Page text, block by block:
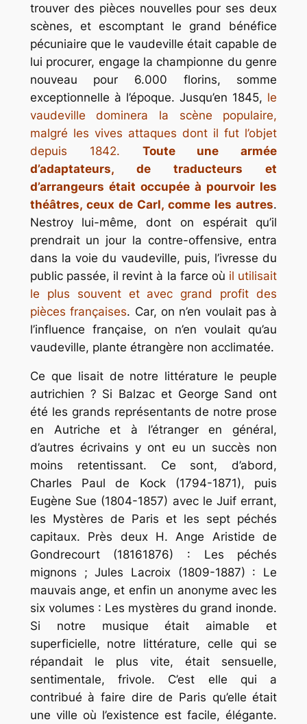
trouver des pièces nouvelles pour ses deux
scènes, et escomptant le grand bénéfice
pécuniaire que le vaudeville était capable de
lui procurer, engage la championne du genre
nouveau pour 6.000 florins, somme
exceptionnelle à l’époque. Jusqu’en 1845, le
vaudeville dominera la scène populaire,
malgré les vives attaques dont il fut l’objet
depuis 1842.
Toute une armée
d’adaptateurs, de traducteurs et
d’arrangeurs était occupée à pourvoir les
théâtres, ceux de Carl, comme les autres.
Nestroy lui-même, dont on espérait qu’il
prendrait un jour la contre-offensive, entra
dans la voie du vaudeville, puis, l’ivresse du
public passée, il revint à la farce où il utilisait
le plus souvent et avec grand profit des
pièces françaises. Car, on n’en voulait pas à
l’influence française, on n’en voulait qu’au
vaudeville, plante étrangère non acclimatée.
Ce que lisait de notre littérature le peuple
autrichien ? Si Balzac et George Sand ont
été les grands représentants de notre prose
en Autriche et à l’étranger en général,
d’autres écrivains y ont eu un succès non
moins retentissant. Ce sont, d’abord,
Charles Paul de Kock (1794-1871), puis
Eugène Sue (1804-1857) avec le Juif errant,
les Mystères de Paris et les sept péchés
capitaux. Près deux H. Ange Aristide de
Gondrecourt (18161876) : Les péchés
mignons ; Jules Lacroix (1809-1887) : Le
mauvais ange, et enfin un anonyme avec les
six volumes : Les mystères du grand inonde.
Si notre musique était aimable et
superficielle, notre littérature, celle qui se
répandait le plus vite, était sensuelle,
sentimentale, frivole. C’est elle qui a
contribué à faire dire de Paris qu’elle était
une ville où l’existence est facile, élégante.